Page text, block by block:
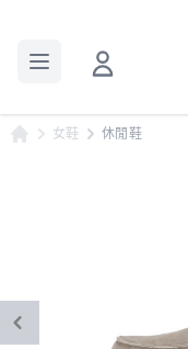
女鞋 休閒鞋